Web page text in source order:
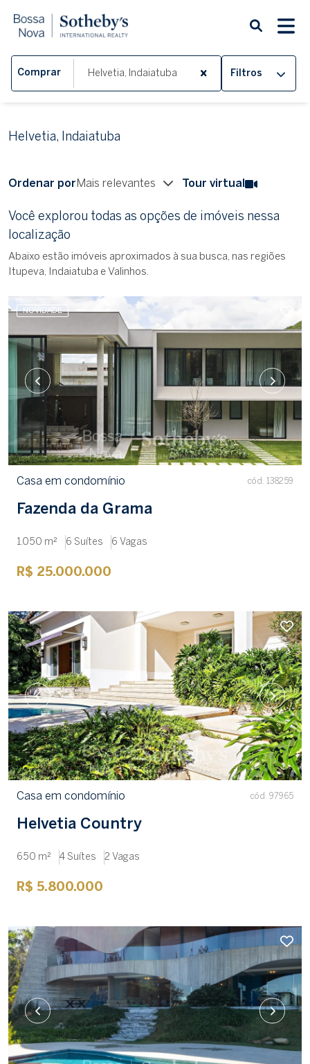
Comprar Filtros
Helvetia, Indaiatuba
Ordenar por Mais relevantes Tour virtual
Você explorou todas as opções de imóveis nessa
localização
Abaixo estão imóveis aproximados à sua busca, nas regiões
Itupeva, Indaiatuba e Valinhos.
NOVIDADE
Casa em condomínio cód. 138259
Fazenda da Grama
1.050 m² 6 Suítes 6 Vagas
R$ 25.000.000
Casa em condomínio cód. 97965
Helvetia Country
650 m² 4 Suítes 2 Vagas
R$ 5.800.000